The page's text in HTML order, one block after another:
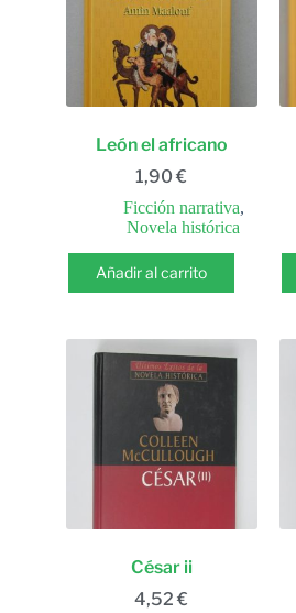
León el africano
1,90€
Ficción narrativa,
Novela histórica
Añadir al carrito
César ii
4,52€